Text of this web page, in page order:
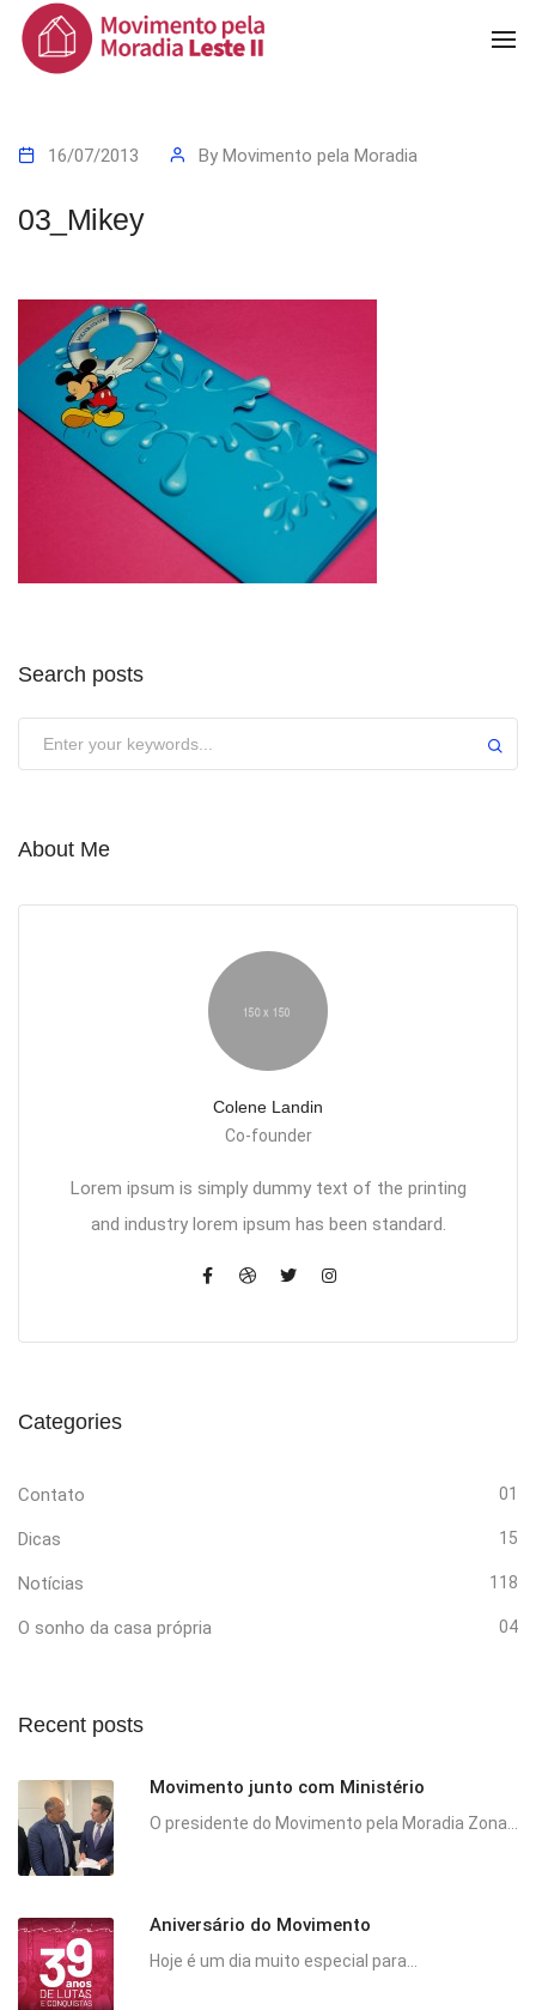
16/07/2013 By Movimento pela Moradia
03_Mikey
Search posts
About Me
Colene Landin
Co-founder
Lorem ipsum is simply dummy text of the printing
and industry lorem ipsum has been standard.
Categories
Contato 01
Dicas 15
Notícias 118
O sonho da casa própria 04
Recent posts
Movimento junto com Ministério
O presidente do Movimento pela Moradia Zona...
Aniversário do Movimento
Hoje é um dia muito especial para...